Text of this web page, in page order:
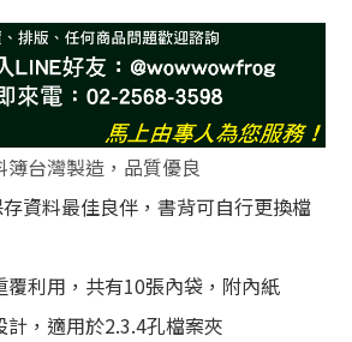
台灣製造，品質優良
資料最佳良伴，書背可自行更換檔
覆利用，共有10張內袋，附內紙
，適用於2.3.4孔檔案夾